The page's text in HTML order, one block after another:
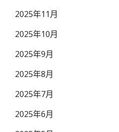
2025年11月
2025年10月
2025年9月
2025年8月
2025年7月
2025年6月